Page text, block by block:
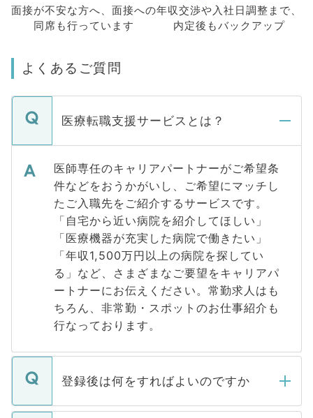
面接が不安な方へ、 面接への
同席も行っています
年収交渉や入社日調整まで、
内定後もバックアップ
よくあるご質問
医療転職支援サービスとは？
医師専任のキャリアパートナーがご希望条
件などをおうかがいし、ご希望にマッチし
たご入職先をご紹介するサービスです。
「自宅から近い病院を紹介してほしい」
「医療機器が充実した病院で働きたい」
「年収1,500万円以上の病院を探してい
る」など、さまざまなご要望をキャリアパ
ートナーにお伝えください。常勤求人はも
ちろん、非常勤・スポットのお仕事紹介も
行なっております。
登録後は何をすればよいのですか
ご登録いただきましたら、弊社担当者がご